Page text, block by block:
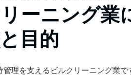
ーニング業
目的
管理を支えるビルクリーニング業